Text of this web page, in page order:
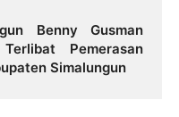
Benny Gusman
Pemerasan
Simalungun